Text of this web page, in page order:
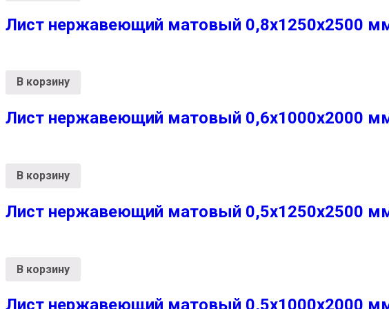
Лист нержавеющий матовый 0,8х1250х2500
В корзину
Лист нержавеющий матовый 0,6х1000х2000
В корзину
Лист нержавеющий матовый 0,5х1250х2500
В корзину
Лист нержавеющий матовый 0,5х1000х2000